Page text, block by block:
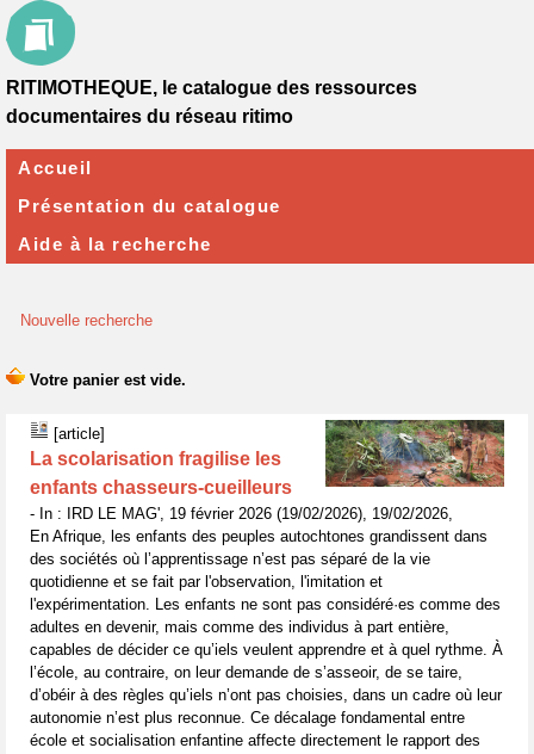
Nouvelle recherche
[article]
La scolarisation fragilise les
enfants chasseurs-cueilleurs
- In : IRD LE MAG', 19 février 2026 (19/02/2026), 19/02/2026,
En Afrique, les enfants des peuples autochtones grandissent dans
des sociétés où l’apprentissage n’est pas séparé de la vie
quotidienne et se fait par l'observation, l'imitation et
l'expérimentation. Les enfants ne sont pas considéré·es comme des
adultes en devenir, mais comme des individus à part entière,
capables de décider ce qu’iels veulent apprendre et à quel rythme. À
l’école, au contraire, on leur demande de s’asseoir, de se taire,
d’obéir à des règles qu’iels n’ont pas choisies, dans un cadre où leur
autonomie n’est plus reconnue. Ce décalage fondamental entre
école et socialisation enfantine affecte directement le rapport des
RITIMOTHEQUE, le catalogue des ressources
documentaires du réseau ritimo
Accueil
Présentation du catalogue
Aide à la recherche